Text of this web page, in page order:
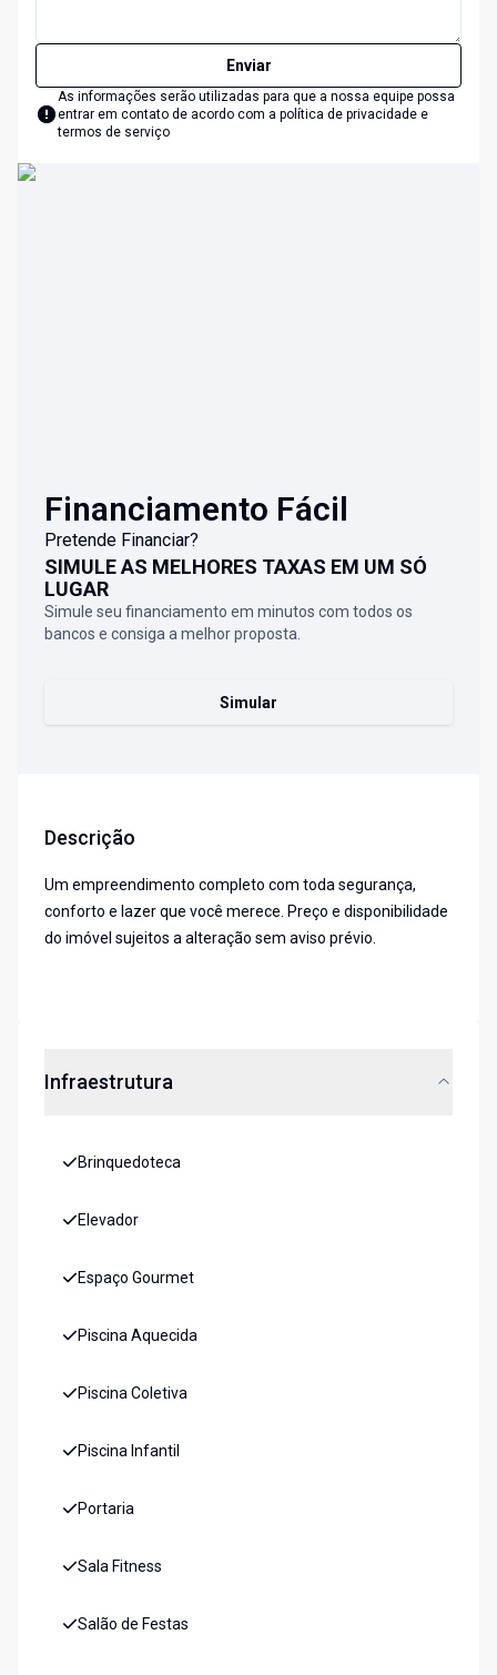
Enviar
As informações serão utilizadas para que a nossa equipe possa
entrar em contato de acordo com a política de privacidade e
termos de serviço
Financiamento Fácil
Pretende Financiar?
SIMULE AS MELHORES TAXAS EM UM SÓ
LUGAR
Simule seu financiamento em minutos com todos os
bancos e consiga a melhor proposta.
Simular
Descrição
Um empreendimento completo com toda segurança,
conforto e lazer que você merece. Preço e disponibilidade
do imóvel sujeitos a alteração sem aviso prévio.
Infraestrutura
Brinquedoteca
Elevador
Espaço Gourmet
Piscina Aquecida
Piscina Coletiva
Piscina Infantil
Portaria
Sala Fitness
Salão de Festas